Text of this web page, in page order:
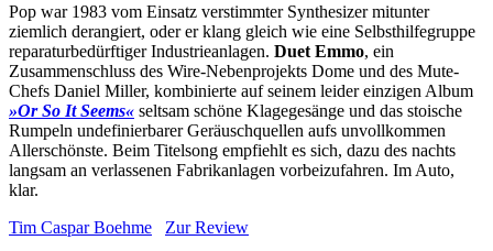
Pop war 1983 vom Einsatz verstimmter Synthesizer mitunter
ziemlich derangiert, oder er klang gleich wie eine Selbsthilfegruppe
reparaturbedürftiger Industrieanlagen. Duet Emmo, ein
Zusammenschluss des Wire-Nebenprojekts Dome und des Mute-
Chefs Daniel Miller, kombinierte auf seinem leider einzigen Album
»Or So It Seems« seltsam schöne Klagegesänge und das stoische
Rumpeln undefinierbarer Geräuschquellen aufs unvollkommen
Allerschönste. Beim Titelsong empfiehlt es sich, dazu des nachts
langsam an verlassenen Fabrikanlagen vorbeizufahren. Im Auto,
klar.
Tim Caspar Boehme
Zur Review